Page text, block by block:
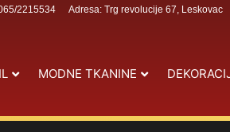
2215534 Adresa: Trg revolucije 67, Leskovac
MODNE TKANINE